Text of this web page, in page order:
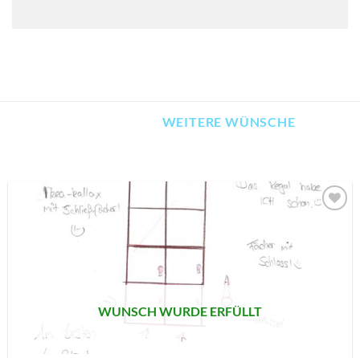
WEITERE WÜNSCHE
SETZEN
WUNSCH WURDE ERFÜLLT